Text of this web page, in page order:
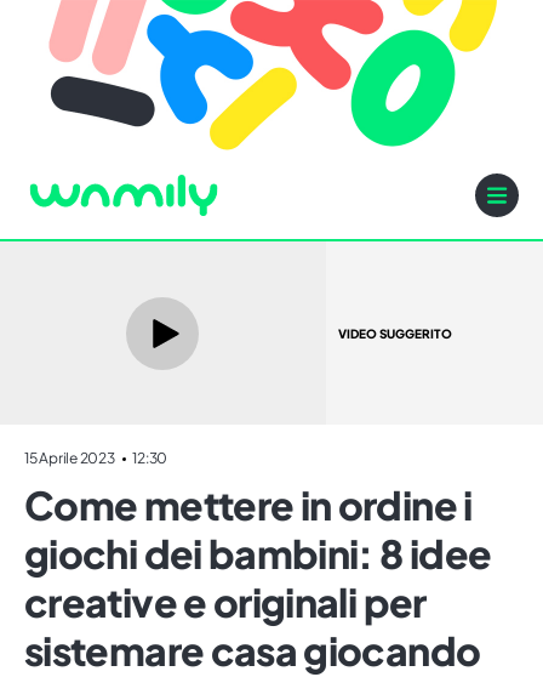
VIDEO SUGGERITO
15 Aprile 2023 12:30
Come mettere in ordine i
giochi dei bambini: 8 idee
creative e originali per
sistemare casa giocando